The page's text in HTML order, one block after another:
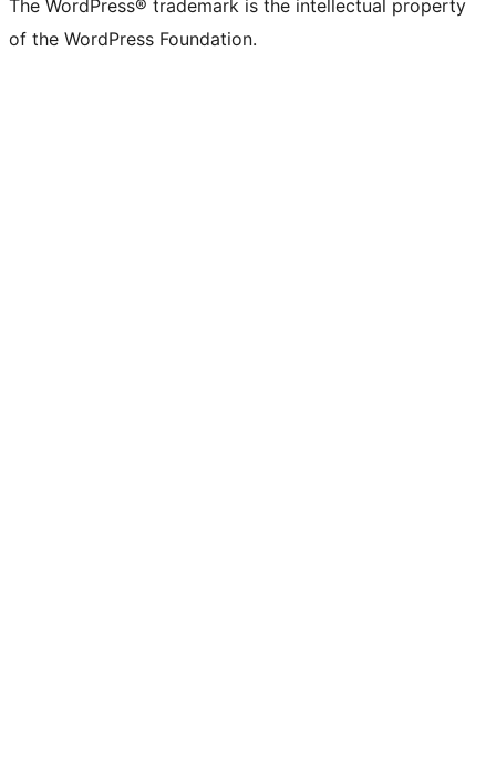
The WordPress® trademark is the intellectual property
of the WordPress Foundation.